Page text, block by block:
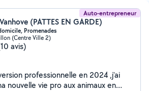
Auto-entrepreneur
(PATTES EN GARDE)
Promenades
(Centre Ville 2)
avis)
professionnelle en 2024 ,j'ai
nouvelle vie pro aux animaux en